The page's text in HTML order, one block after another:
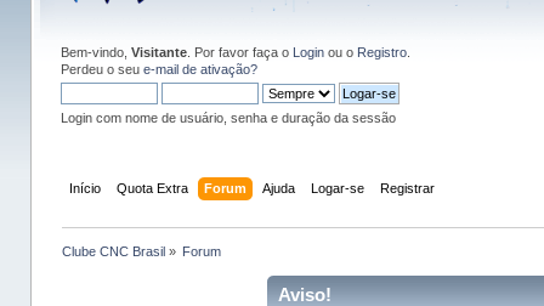
Bem-vindo, Visitante. Por favor faça o Loginou o Registro.
Perdeu o seu e-mail de ativação?
Login com nome de usuário, senha e duração da sessão
Início Quota Extra Forum Ajuda Logar-se Registrar
Clube CNC Brasil» Forum
Aviso!